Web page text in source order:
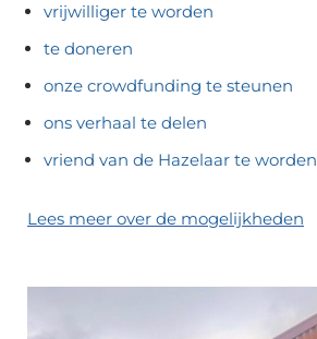
vrijwilliger te worden
te doneren
onze crowdfunding te steunen
ons verhaal te delen
vriend van de Hazelaar te worden
Lees meer over de mogelijkheden